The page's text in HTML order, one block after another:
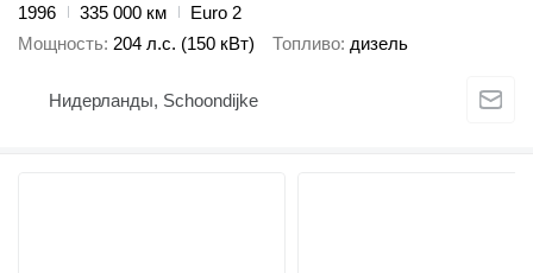
1996
335 000 км
Euro 2
Мощность 204 л.с. (150 кВт) Топливо дизель
Нидерланды, Schoondijke